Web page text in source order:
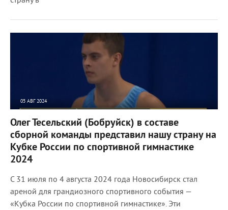
05 АВГ 2024
Олег Тесельский (Бобруйск) в составе
сборной команды представил нашу страну на
Кубке России по спортивной гимнастике
2024
С 31 июля по 4 августа 2024 года Новосибирск стал
ареной для грандиозного спортивного события —
«Кубка России по спортивной гимнастике». Эти